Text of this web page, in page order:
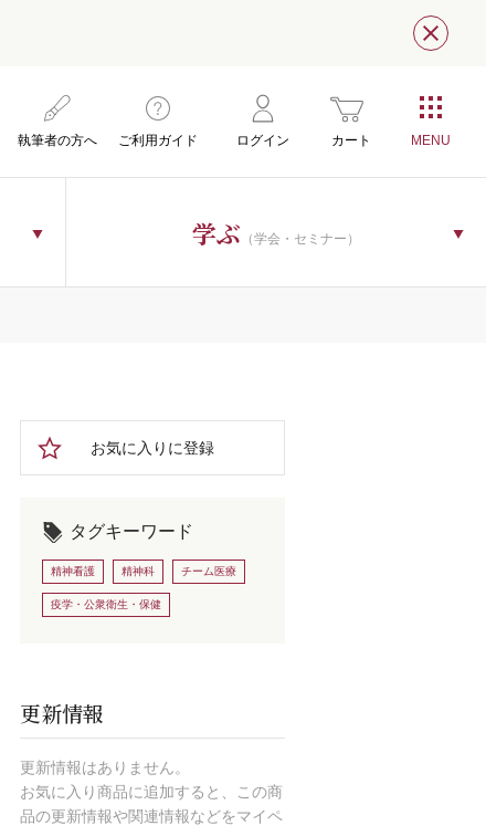
閉じ
執筆者の方へ ご利用ガイド ログイン カート
学ぶ （学会・セミナー）
お気に入りに登録
タグキーワード
精神看護 精神科 チーム医療
疫学・公衆衛生・保健
更新情報
更新情報はありません。
お気に入り商品に追加すると、この商
品の更新情報や関連情報などをマイペ